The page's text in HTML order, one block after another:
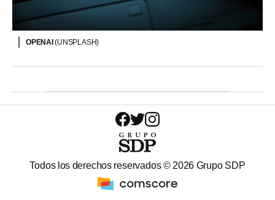
OPENAI(UNSPLASH)
Todos los derechos reservados © 2026 Grupo SDP